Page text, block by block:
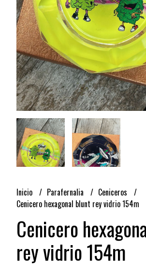
Inicio Parafernalia
Ceniceros
Cenicero hexagonal blunt rey vidrio 154m
Cenicero
rey vidrio 154m